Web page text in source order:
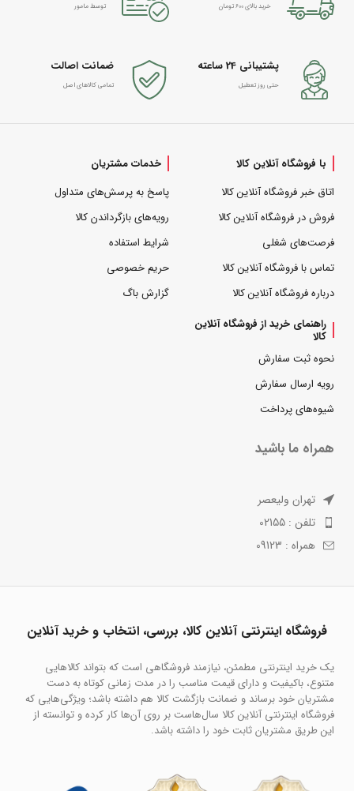
خرید بالای 600 تومان توسط مامور
پشتیبانی 24 ساعته
حتی روز تعطیل
ضمانت اصالت
تمامی کالاهای اصل
با فروشگاه آنلاین کالا
اتاق خبر فروشگاه آنلاین کالا
فروش در فروشگاه آنلاین کالا
فرصت‌های شغلی
تماس با فروشگاه آنلاین کالا
درباره فروشگاه آنلاین کالا
خدمات مشتریان
پاسخ به پرسش‌های متداول
رویه‌های بازگرداندن کالا
شرایط استفاده
حریم خصوصی
گزارش باگ
راهنمای خرید از فروشگاه آنلاین
کالا
نحوه ثبت سفارش
رویه ارسال سفارش
شیوه‌های پرداخت
همراه ما باشید
تهران ولیعصر
تلفن : 02155
همراه : 09123
فروشگاه اینترنتی آنلاین کالا، بررسی، انتخاب و خرید آنلاین
یک خرید اینترنتی مطمئن، نیازمند فروشگاهی است که بتواند کالاهایی
متنوع، باکیفیت و دارای قیمت مناسب را در مدت زمانی کوتاه به دست
مشتریان خود برساند و ضمانت بازگشت کالا هم داشته باشد؛ ویژگی‌هایی که
فروشگاه اینترنتی آنلاین کالا سال‌هاست بر روی آن‌ها کار کرده و توانسته از
این طریق مشتریان ثابت خود را داشته باشد.